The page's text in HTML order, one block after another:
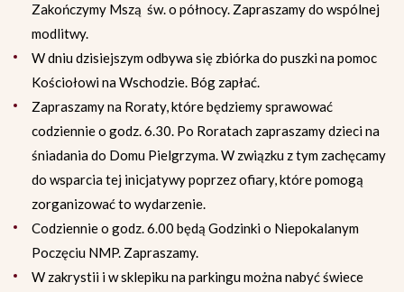
Zakończymy Mszą św. o północy. Zapraszamy do wspólnej
modlitwy.
W dniu dzisiejszym odbywa się zbiórka do puszki na pomoc
Kościołowi na Wschodzie. Bóg zapłać.
Zapraszamy na Roraty, które będziemy sprawować
codziennie o godz. 6.30. Po Roratach zapraszamy dzieci na
śniadania do Domu Pielgrzyma. W związku z tym zachęcamy
do wsparcia tej inicjatywy poprzez ofiary, które pomogą
zorganizować to wydarzenie.
Codziennie o godz. 6.00 będą Godzinki o Niepokalanym
Poczęciu NMP. Zapraszamy.
W zakrystii i w sklepiku na parkingu można nabyć świece